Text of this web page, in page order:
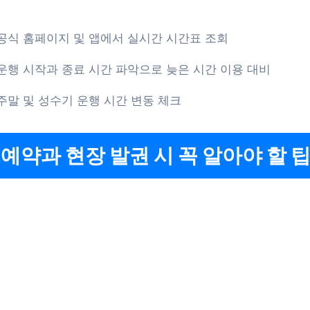
식 홈페이지 및 앱에서 실시간 시간표 조회
행 시작과 종료 시간 파악으로 늦은 시간 이용 대비
말 및 성수기 운행 시간 변동 체크
약과 현장 발권 시 꼭 알아야 할 팁